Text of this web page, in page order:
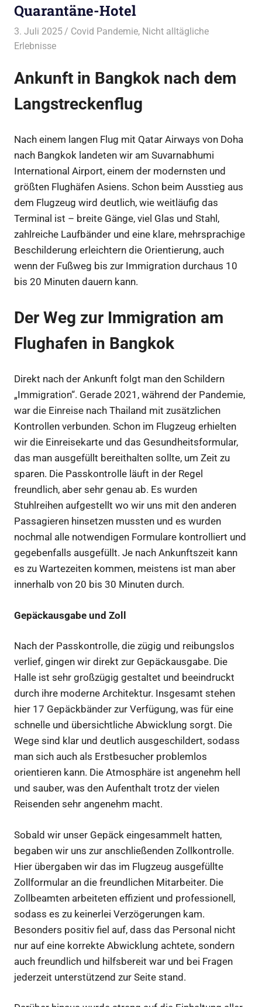
Quarantäne-Hotel
3. Juli 2025 Bruno Müller
Covid Pandemie, Nicht alltägliche
Erlebnisse
Ankunft in Bangkok nach dem
Langstreckenflug
Nach einem langen Flug mit Qatar Airways von Doha
nach Bangkok landeten wir am Suvarnabhumi
International Airport, einem der modernsten und
größten Flughäfen Asiens. Schon beim Ausstieg aus
dem Flugzeug wird deutlich, wie weitläufig das
Terminal ist – breite Gänge, viel Glas und Stahl,
zahlreiche Laufbänder und eine klare, mehrsprachige
Beschilderung erleichtern die Orientierung, auch
wenn der Fußweg bis zur Immigration durchaus 10
bis 20 Minuten dauern kann.
Der Weg zur Immigration am
Flughafen in Bangkok
Direkt nach der Ankunft folgt man den Schildern
„Immigration“. Gerade 2021, während der Pandemie,
war die Einreise nach Thailand mit zusätzlichen
Kontrollen verbunden. Schon im Flugzeug erhielten
wir die Einreisekarte und das Gesundheitsformular,
das man ausgefüllt bereithalten sollte, um Zeit zu
sparen. Die Passkontrolle läuft in der Regel
freundlich, aber sehr genau ab. Es wurden
Stuhlreihen aufgestellt wo wir uns mit den anderen
Passagieren hinsetzen mussten und es wurden
nochmal alle notwendigen Formulare kontrolliert und
gegebenfalls ausgefüllt. Je nach Ankunftszeit kann
es zu Wartezeiten kommen, meistens ist man aber
innerhalb von 20 bis 30 Minuten durch.
Gepäckausgabe und Zoll
Nach der Passkontrolle, die zügig und reibungslos
verlief, gingen wir direkt zur Gepäckausgabe. Die
Halle ist sehr großzügig gestaltet und beeindruckt
durch ihre moderne Architektur. Insgesamt stehen
hier 17 Gepäckbänder zur Verfügung, was für eine
schnelle und übersichtliche Abwicklung sorgt. Die
Wege sind klar und deutlich ausgeschildert, sodass
man sich auch als Erstbesucher problemlos
orientieren kann. Die Atmosphäre ist angenehm hell
und sauber, was den Aufenthalt trotz der vielen
Reisenden sehr angenehm macht.
Sobald wir unser Gepäck eingesammelt hatten,
begaben wir uns zur anschließenden Zollkontrolle.
Hier übergaben wir das im Flugzeug ausgefüllte
Zollformular an die freundlichen Mitarbeiter. Die
Zollbeamten arbeiteten effizient und professionell,
sodass es zu keinerlei Verzögerungen kam.
Besonders positiv fiel auf, dass das Personal nicht
nur auf eine korrekte Abwicklung achtete, sondern
auch freundlich und hilfsbereit war und bei Fragen
jederzeit unterstützend zur Seite stand.